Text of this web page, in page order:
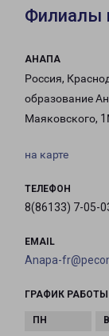
Филиалы
АНАПА
Россия,
образование
Маяковского,
на карте
ТЕЛЕФОН
8(86133) 7-05-
EMAIL
Anapa-
ГРАФИК РАБОТЫ